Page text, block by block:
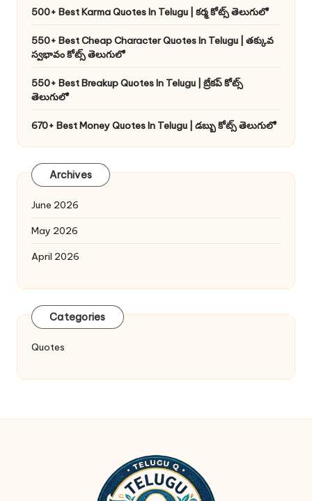
500+ Best Karma Quotes In Telugu | కర్మ కోట్స్ తెలుగులో
550+ Best Cheap Character Quotes In Telugu | తక్కువ
స్వభావం కోట్స్ తెలుగులో
550+ Best Breakup Quotes In Telugu | బ్రేకప్ కోట్స్
తెలుగులో
670+ Best Money Quotes In Telugu | డబ్బు కోట్స్ తెలుగులో
Archives
June 2026
May 2026
April 2026
Categories
Quotes